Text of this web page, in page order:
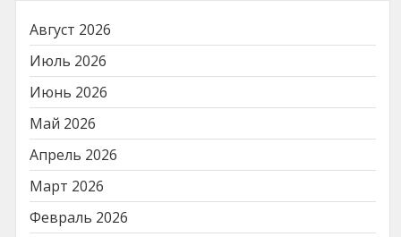
Август 2026
Июль 2026
Июнь 2026
Май 2026
Апрель 2026
Март 2026
Февраль 2026